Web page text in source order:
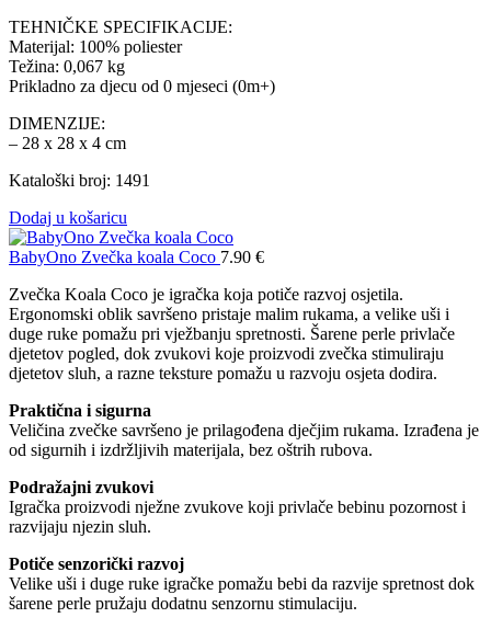
TEHNIČKE SPECIFIKACIJE:
Materijal: 100% poliester
Težina: 0,067 kg
Prikladno za djecu od 0 mjeseci (0m+)
DIMENZIJE:
– 28 x 28 x 4 cm
Kataloški broj: 1491
Dodaj u košaricu
BabyOno Zvečka koala Coco 7.90 €
Zvečka Koala Coco je igračka koja potiče razvoj osjetila.
Ergonomski oblik savršeno pristaje malim rukama, a velike uši i
duge ruke pomažu pri vježbanju spretnosti. Šarene perle privlače
djetetov pogled, dok zvukovi koje proizvodi zvečka stimuliraju
djetetov sluh, a razne teksture pomažu u razvoju osjeta dodira.
Praktična i sigurna
Veličina zvečke savršeno je prilagođena dječjim rukama. Izrađena je
od sigurnih i izdržljivih materijala, bez oštrih rubova.
Podražajni zvukovi
Igračka proizvodi nježne zvukove koji privlače bebinu pozornost i
razvijaju njezin sluh.
Potiče senzorički razvoj
Velike uši i duge ruke igračke pomažu bebi da razvije spretnost dok
šarene perle pružaju dodatnu senzornu stimulaciju.